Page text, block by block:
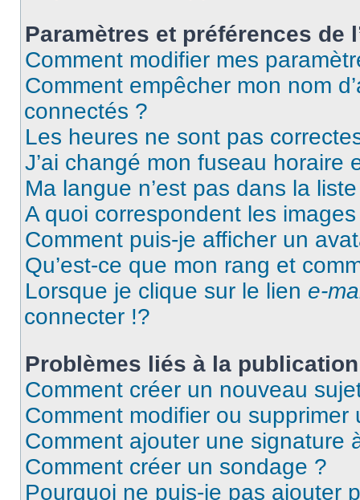
Paramètres et préférences de
Comment modifier mes
Comment empêcher mon nom
connectés ?
Les heures ne sont pas
J’ai changé mon fuseau horaire
Ma langue n’est pas dans la
A quoi correspondent les
Comment puis-je afficher un
Qu’est-ce que mon rang et
Lorsque je clique sur le lien e-
connecter !?
Problèmes liés à la
Comment créer un nouveau
Comment modifier ou supprimer
Comment ajouter une signature
Comment créer un sondage ?
Pourquoi ne puis-je pas ajouter